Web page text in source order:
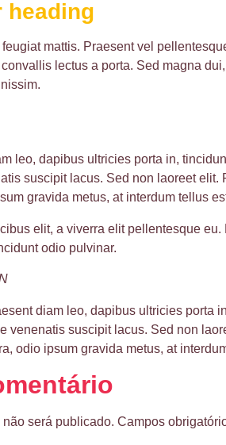
heading
mattis. Praesent vel
lectus a porta. Sed magna
leo, dapibus ultricies porta in,
suscipit lacus. Sed non laoreet
gravida metus, at interdum tellus
elit, a viverra elit pellentesque
odio pulvinar.
diam leo, dapibus ultricies porta
venenatis suscipit lacus. Sed non
odio ipsum gravida metus, at
será publicado. Campos